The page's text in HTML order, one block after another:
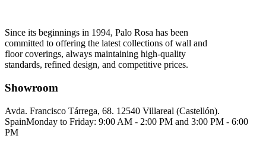
Since its beginnings in 1994, Palo Rosa has been
committed to offering the latest collections of wall and
floor coverings, always maintaining high-quality
standards, refined design, and competitive prices.
Showroom
Avda. Francisco Tárrega, 68. 12540 Villareal (Castellón).
SpainMonday to Friday: 9:00 AM - 2:00 PM and 3:00 PM - 6:00
PM